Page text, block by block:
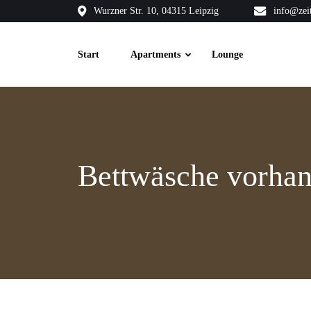
Wurzner Str. 10, 04315 Leipzig
Start Apartments Lounge
Bettwäsche